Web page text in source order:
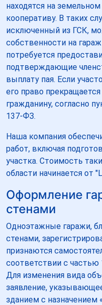
находятся на
кооперативу. В таких
исключенный из ГСК,
собственности на
потребуется
подтверждающие
выплату пая. Если
его право
гражданину, согласно
137-ФЗ.
Наша компания
работ, включая
участка. Стоимость
области начинается от
Оформление
стенами
Одноэтажные гаражи,
стенами,
признаются
соответствии с
Для изменения вида
заявление,
зданием с